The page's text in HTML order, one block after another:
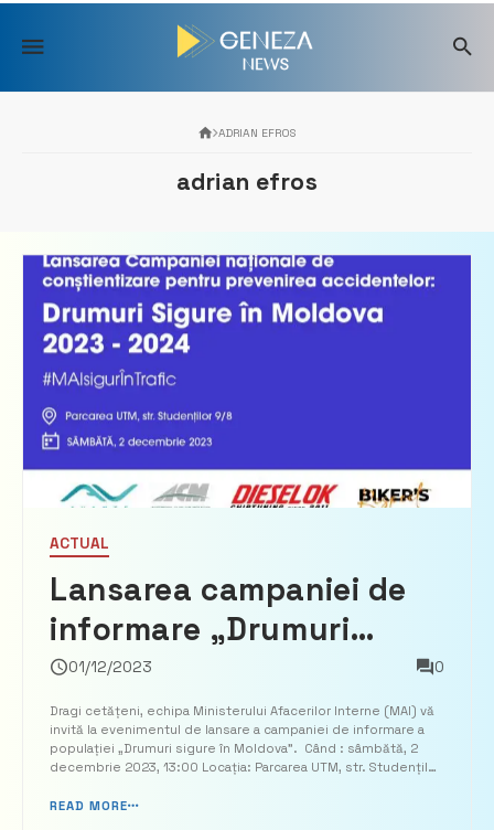
Skip
content
ADRIAN EFROS
adrian efros
ACTUAL
Lansarea campaniei de
informare „Drumuri
sigure în Moldova”
01/12/2023 0
Dragi cetățeni, echipa Ministerului Afacerilor Interne (MAI) vă
invită la evenimentul de lansare a campaniei de informare a
populației „Drumuri sigure în Moldova”. Când : sâmbătă, 2
decembrie 2023, 13:00 Locația: Parcarea UTM, str. Studenților
Educației și Cercetării, Cancelaria ...
READ MORE